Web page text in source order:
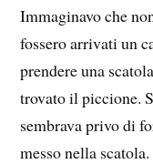
Immaginavo che
fossero arrivati un
prendere una
trovato il piccione.
sembrava privo di
messo nella